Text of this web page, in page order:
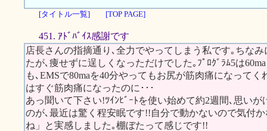
[タイトル一覧] [TOP PAGE]
451. ｱﾄﾞﾊﾞｲｽ感謝です
店長さんの指摘通り､全力でやってしまう私です｡ちな
たが､痩せずに逞しくなっただけでした｡ﾌﾟﾛｸﾞﾗﾑ5は
も､EMSで80maを40分やってもお尻が筋肉痛になって
はすぐ筋肉痛になったのに･･･
あっ聞いて下さい!ﾂｲﾝﾋﾞｰﾄを使い始めて約2週間､思い
のが､最近は驚く程安眠です!!自分で動かないので気付
ね」と実感しました｡棚ぼたって感じです!!